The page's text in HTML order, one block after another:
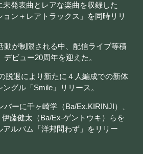
未発表曲とレアな楽曲を収録した
ョン＋レアトラックス」を同時リリ
動が制限される中、配信ライブ等積
ビュー20周年を迎えた。
脱退により新たに４人編成での新体
グル「Smile」リリース。
バーに千ヶ崎学（Ba/Ex.KIRINJI）、
藤健太（Ba/Ex-ゲントウキ）らを
ルバム「洋邦問わず」をリリー